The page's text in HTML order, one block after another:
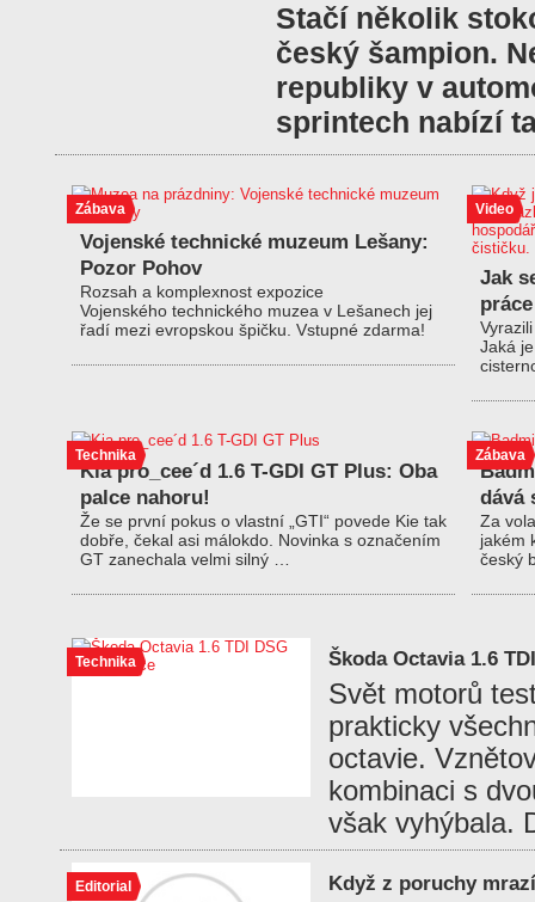
Stačí několik
český šampion.
republiky v
sprintech nabízí
Zábava
Vojenské technické muzeum Lešany:
Pozor Pohov
Rozsah a komplexnost expozice
Vojenského technického muzea v Lešanech jej
řadí mezi evropskou špičku. Vstupné zdarma!
Video
Jak
Jaká
Technika
Kia pro_cee´d 1.6 T-GDI GT Plus: Oba
palce nahoru!
Že se první pokus o vlastní „GTI“ povede Kie tak
dobře, čekal asi málokdo. Novinka s označením
GT zanechala velmi silný …
Zábava
dává
Za
jakém
český
Technika Škoda Octavia 1.6
Svět motorů
prakticky
octavie.
kombinaci s
však vyhýbala.
Editorial Když z poruchy mrazí